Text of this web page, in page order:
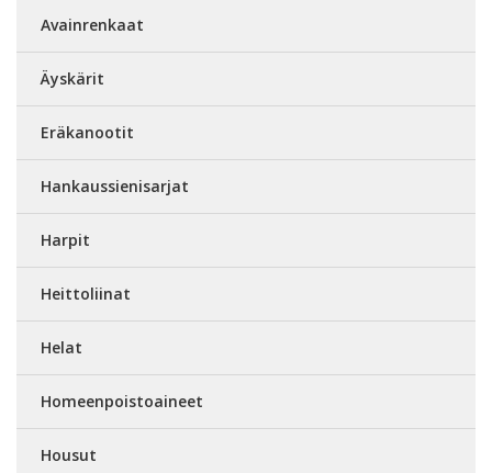
Avainrenkaat
Äyskärit
Eräkanootit
Hankaussienisarjat
Harpit
Heittoliinat
Helat
Homeenpoistoaineet
Housut